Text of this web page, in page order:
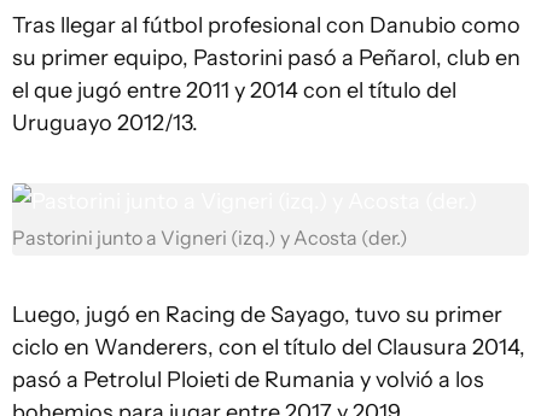
Tras llegar al fútbol profesional con Danubio como
su primer equipo, Pastorini pasó a Peñarol, club en
el que jugó entre 2011 y 2014 con el título del
Uruguayo 2012/13.
Pastorini junto a Vigneri (izq.) y Acosta (der.)
Luego, jugó en Racing de Sayago, tuvo su primer
ciclo en Wanderers, con el título del Clausura 2014,
pasó a Petrolul Ploieti de Rumania y volvió a los